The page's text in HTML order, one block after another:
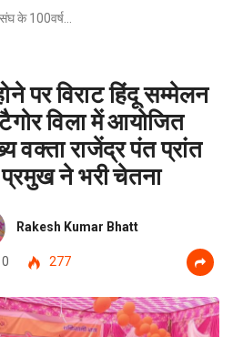
संघ के 100वर्ष…
पर विराट हिंदू सम्मेलन
विला में आयोजित
वक्ता राजेंद्र पंत प्रांत
ने भरी चेतना
Rakesh Kumar Bhatt
0 277